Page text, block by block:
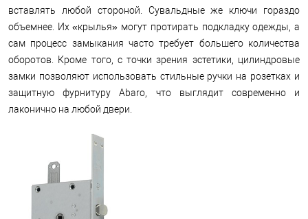
вставлять любой стороной. Сувальдные же ключи гораздо
объемнее. Их «крылья» могут протирать подкладку одежды, а
сам процесс замыкания часто требует большего количества
оборотов. Кроме того, с точки зрения эстетики, цилиндровые
замки позволяют использовать стильные ручки на розетках и
защитную фурнитуру Abaro, что выглядит современно и
лаконично на любой двери.